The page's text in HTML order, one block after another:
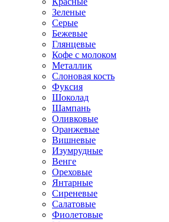
Зеленые
Серые
Бежевые
Глянцевые
Кофе с молоком
Металлик
Слоновая кость
Фуксия
Шоколад
Шампань
Оливковые
Оранжевые
Вишневые
Изумрудные
Венге
Ореховые
Янтарные
Сиреневые
Салатовые
Фиолетовые